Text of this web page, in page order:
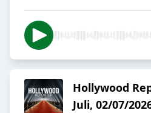
Hollywood
Juli, 02/07/